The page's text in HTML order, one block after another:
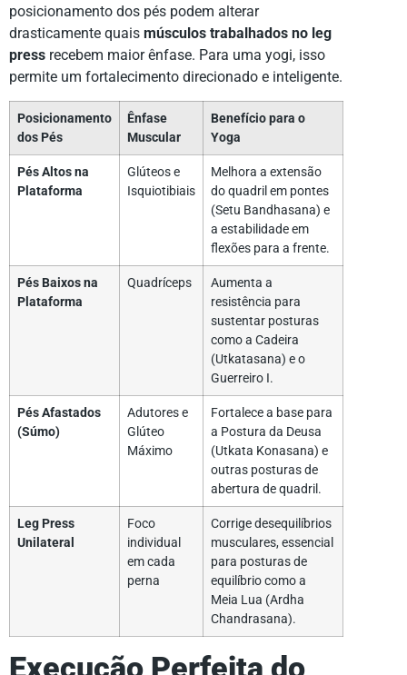
posicionamento dos pés podem alterar
drasticamente quais músculos trabalhados no leg
press recebem maior ênfase. Para uma yogi, isso
permite um fortalecimento direcionado e inteligente.
Posicionamento
dos Pés
Ênfase
Muscular
Benefício para o
Yoga
Pés Altos na
Plataforma
Glúteos e
Isquiotibiais
Melhora a extensão
do quadril em pontes
(Setu Bandhasana) e
a estabilidade em
flexões para a frente.
Pés Baixos na
Plataforma
Quadríceps
Aumenta a
resistência para
sustentar posturas
como a Cadeira
(Utkatasana) e o
Guerreiro I.
Pés Afastados
(Súmo)
Adutores e
Glúteo
Máximo
Fortalece a base para
a Postura da Deusa
(Utkata Konasana) e
outras posturas de
abertura de quadril.
Leg Press
Unilateral
Foco
individual
em cada
perna
Corrige desequilíbrios
musculares, essencial
para posturas de
equilíbrio como a
Meia Lua (Ardha
Chandrasana).